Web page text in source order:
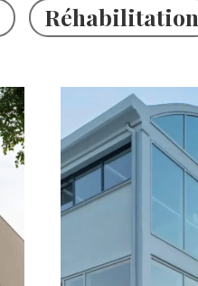
Réhabilitation